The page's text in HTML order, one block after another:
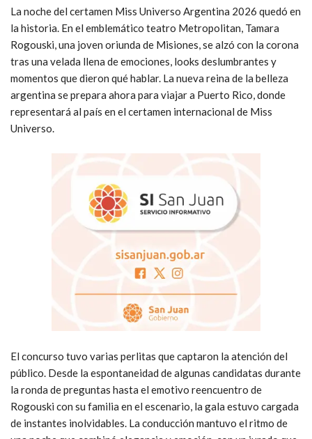
La noche del certamen Miss Universo Argentina 2026 quedó en
la historia. En el emblemático teatro Metropolitan, Tamara
Rogouski, una joven oriunda de Misiones, se alzó con la corona
tras una velada llena de emociones, looks deslumbrantes y
momentos que dieron qué hablar. La nueva reina de la belleza
argentina se prepara ahora para viajar a Puerto Rico, donde
representará al país en el certamen internacional de Miss
Universo.
El concurso tuvo varias perlitas que captaron la atención del
público. Desde la espontaneidad de algunas candidatas durante
la ronda de preguntas hasta el emotivo reencuentro de
Rogouski con su familia en el escenario, la gala estuvo cargada
de instantes inolvidables. La conducción mantuvo el ritmo de